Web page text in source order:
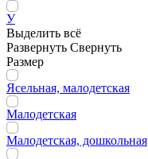
У
Выделить всё
Развернуть Свернуть
Размер
Ясельная, малодетская
Малодетская
Малодетская, дошкольная